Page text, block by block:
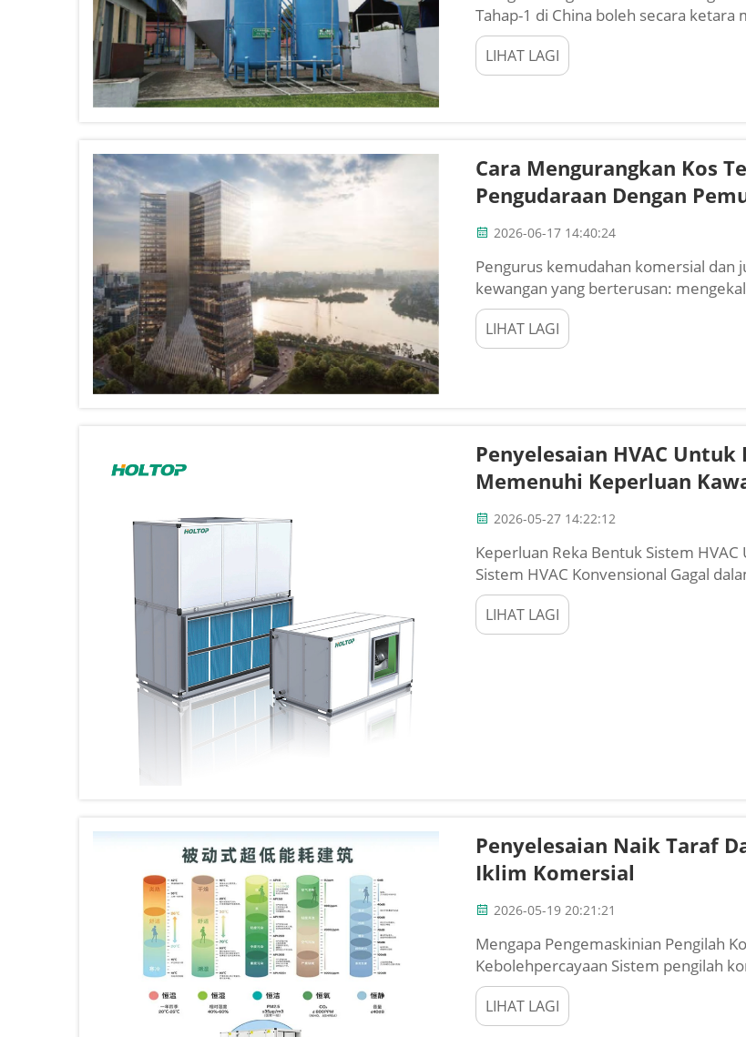
Tahap-1 di China boleh secara
memberikan akses kepada
pembelian antarabangsa, meka...
LIHAT LAGI
Cara Mengurangkan Kos
Pengudaraan Dengan
2026-06-17 14:40:24
Pengurus kemudahan komersial dan
kewangan yang berterusan:
sambil mengawal perbelanjaan
pengudaraan dan penyejukan udara
LIHAT LAGI
Penyelesaian HVAC
Memenuhi Keperluan
2026-05-27 14:22:12
Keperluan Reka Bentuk Sistem
Sistem HVAC Konvensional Gagal
komersial biasa tidak mempunyai
untuk pembuatan sub-10nm...
LIHAT LAGI
Penyelesaian Naik Taraf
Iklim Komersial
2026-05-19 20:21:21
Mengapa Pengemaskinian Pengilah
Kebolehpercayaan Sistem pengilah
terbesar dalam bangunan
kuasa elektrik di Amerika Utara.
LIHAT LAGI